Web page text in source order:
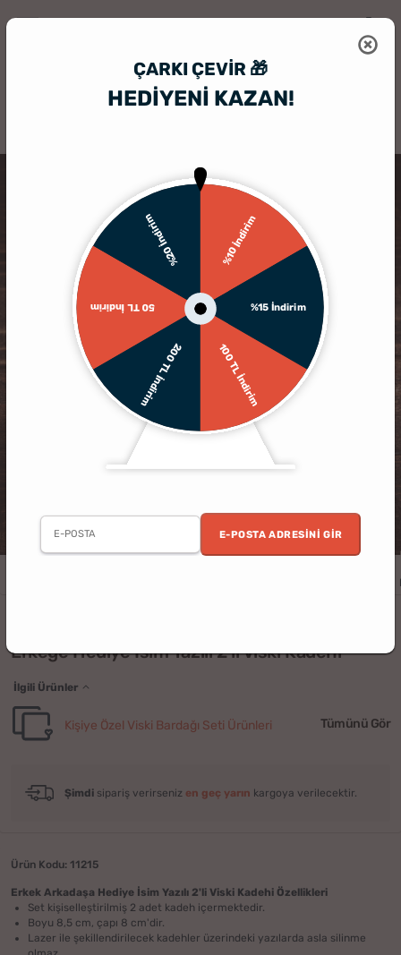
ÇARKI ÇEVIR 🎁
HEDİYENİ KAZAN!
%10 İndirim
%15 İndirim
100 TL İndirim
200 TL İndirim
50 TL İndirim
%20 İndirim
E-POSTA ADRESINI GIR
Erkeğe Hediye İsim Yazılı 2'li Viski Kadehi
İlgili Ürünler
Kişiye Özel Viski Bardağı Seti Ürünleri Tümünü Gör
Şimdi sipariş verirseniz en geç yarın kargoya verilecektir.
Ürün Kodu: 11215
Erkek Arkadaşa Hediye İsim Yazılı 2'li Viski Kadehi​​​​ Özellikleri
Set kişiselleştirilmiş 2 adet kadeh içermektedir.
Boyu 8,5 cm, çapı 8 cm'dir.
Lazer ile şekillendirilecek kadehler üzerindeki yazılarda asla silinme